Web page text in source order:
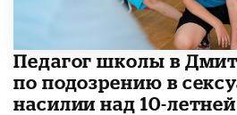
Педагог школы в
по подозрению в
насилии над 10-